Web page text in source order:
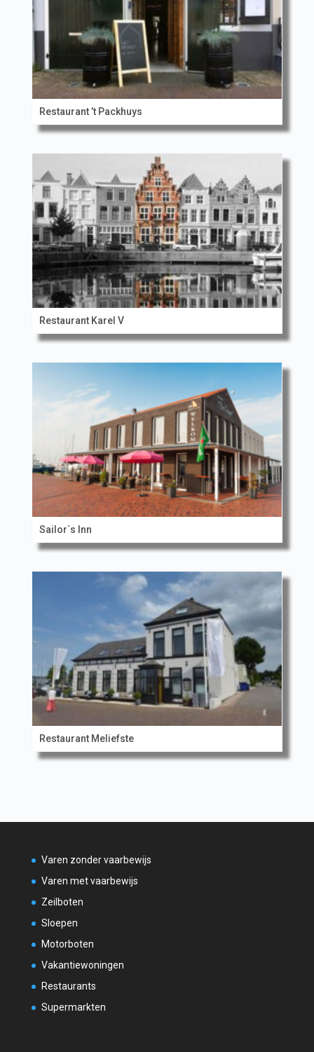
Restaurant ’t Packhuys
Restaurant Karel V
Sailor`s Inn
Restaurant Meliefste
Varen zonder vaarbewijs
Varen met vaarbewijs
Zeilboten
Sloepen
Motorboten
Vakantiewoningen
Restaurants
Supermarkten